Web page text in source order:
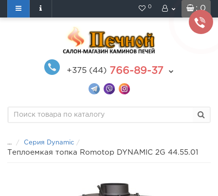
: 0
0
+375 (44) 766-89-37
... Серия Dynamic
Теплоемкая топка Romotop DYNAMIC 2G 44.55.01